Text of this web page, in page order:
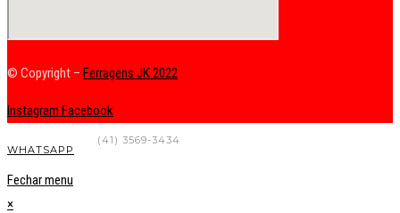
© Copyright – Ferragens JK 2022
Instagram Facebook
(41) 3569-3434
WHATSAPP
Fechar menu
×